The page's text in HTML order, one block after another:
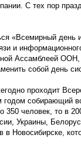
С тех пор
«Всемирный день
и
Ассамблеей
собой день
проходит
годом собирающий
350 человек, то в
Украины,
в Новосибирске,